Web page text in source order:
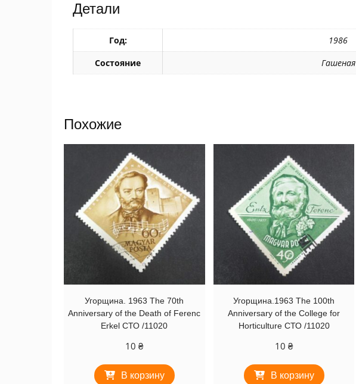
Детали
Год:
1986
Состояние
Гашеная
Похожие
Угорщина. 1963 The 70th
Anniversary of the Death of Ferenc
Erkel СТО /11020
10₴
В корзину
Угорщина.1963 The 100th
Anniversary of the College for
Horticulture СТО /11020
10 ₴
В корзину